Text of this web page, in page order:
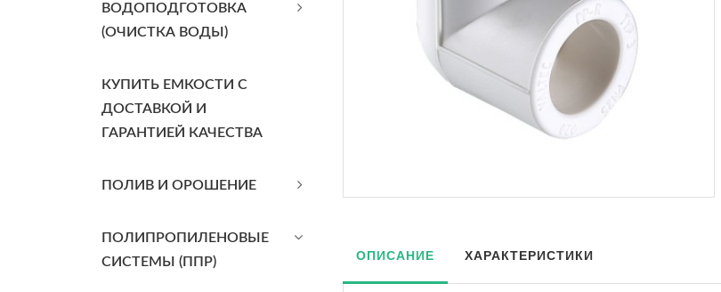
ВОДОПОДГОТОВКА
(ОЧИСТКА ВОДЫ)
КУПИТЬ ЕМКОСТИ С
ДОСТАВКОЙ И
ГАРАНТИЕЙ КАЧЕСТВА
ПОЛИВ И ОРОШЕНИЕ
ПОЛИПРОПИЛЕНОВЫЕ
СИСТЕМЫ (ППР)
ОПИСАНИЕ ХАРАКТЕРИСТИКИ